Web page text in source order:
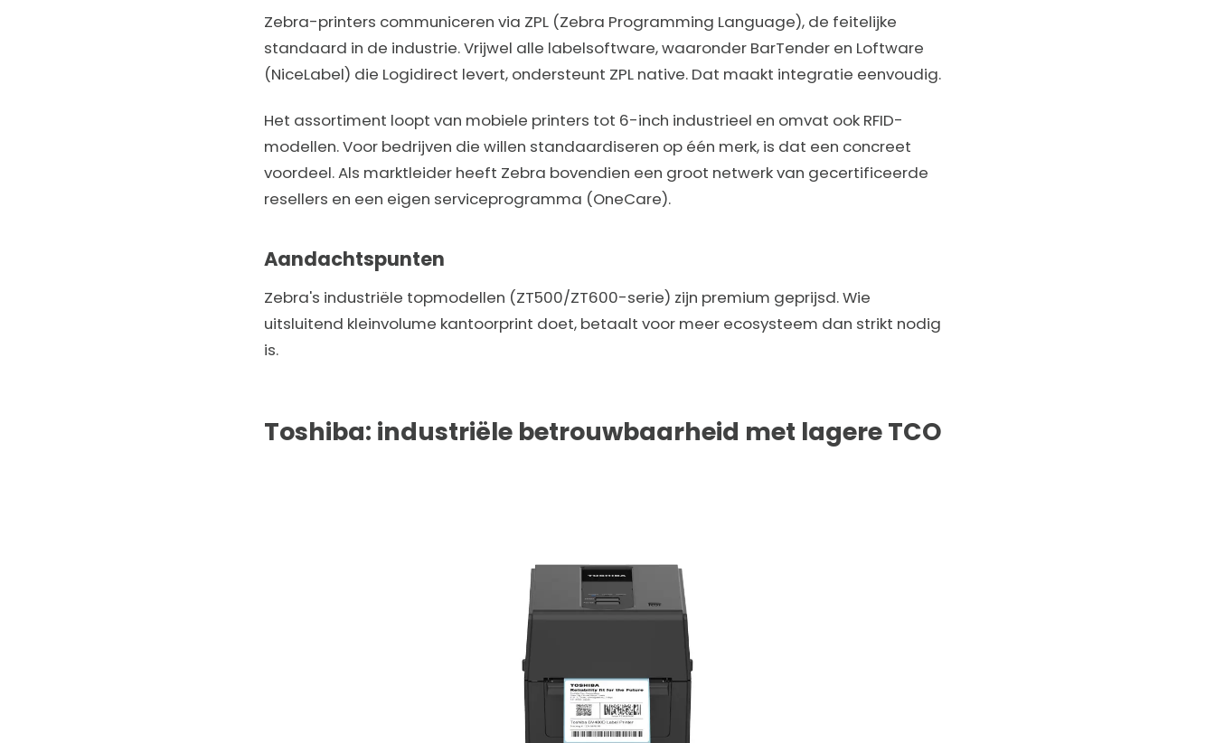
Zebra-printers communiceren via ZPL (Zebra Programming Language), de feitelijke
standaard in de industrie. Vrijwel alle labelsoftware, waaronder BarTender en Loftware
(NiceLabel) die Logidirect levert, ondersteunt ZPL native. Dat maakt integratie eenvoudig.
Het assortiment loopt van mobiele printers tot 6-inch industrieel en omvat ook RFID-
modellen. Voor bedrijven die willen standaardiseren op één merk, is dat een concreet
voordeel. Als marktleider heeft Zebra bovendien een groot netwerk van gecertificeerde
resellers en een eigen serviceprogramma (OneCare).
Aandachtspunten
Zebra's industriële topmodellen (ZT500/ZT600-serie) zijn premium geprijsd. Wie
uitsluitend kleinvolume kantoorprint doet, betaalt voor meer ecosysteem dan strikt nodig
is.
Toshiba: industriële betrouwbaarheid met lagere TCO